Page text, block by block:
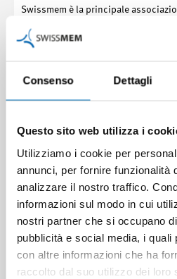
Consenso Dettagli
Questo sito web utilizza i
Utilizziamo i cookie per
annunci, per fornire funzionalità
analizzare il nostro traffico.
informazioni sul modo in cui
nostri partner che si occupano
pubblicità e social media, i quali
con altre informazioni che ha
raccolto dal suo utilizzo dei loro
Swissmem è la principale